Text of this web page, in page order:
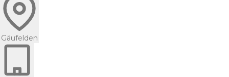
Gäufelden